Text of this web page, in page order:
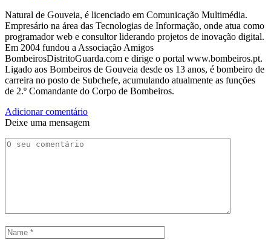
Natural de Gouveia, é licenciado em Comunicação Multimédia.
Empresário na área das Tecnologias de Informação, onde atua como
programador web e consultor liderando projetos de inovação digital.
Em 2004 fundou a Associação Amigos
BombeirosDistritoGuarda.com e dirige o portal www.bombeiros.pt.
Ligado aos Bombeiros de Gouveia desde os 13 anos, é bombeiro de
carreira no posto de Subchefe, acumulando atualmente as funções
de 2.º Comandante do Corpo de Bombeiros.
Adicionar comentário
Deixe uma mensagem